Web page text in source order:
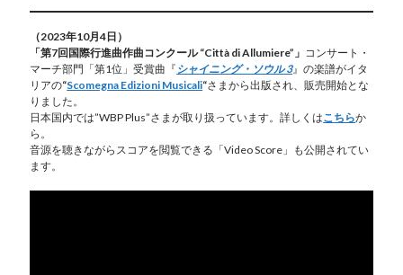
（2023年10月4日）
「第7回国際行進曲作曲コンクール “Città di Allumiere”」 コンサート・
マーチ部門「第1位」受賞曲『 シャイニング・ソウル 3』の楽譜がイタ
リアの“Scomegna Edizioni Musicali“さまから出版され、販売開始とな
りました。
日本国内では”WBP Plus”さまが取り扱っています。詳しくはこちらか
ら。
音源を聴きながらスコアを閲覧できる「Video Score」も公開されてい
ます。